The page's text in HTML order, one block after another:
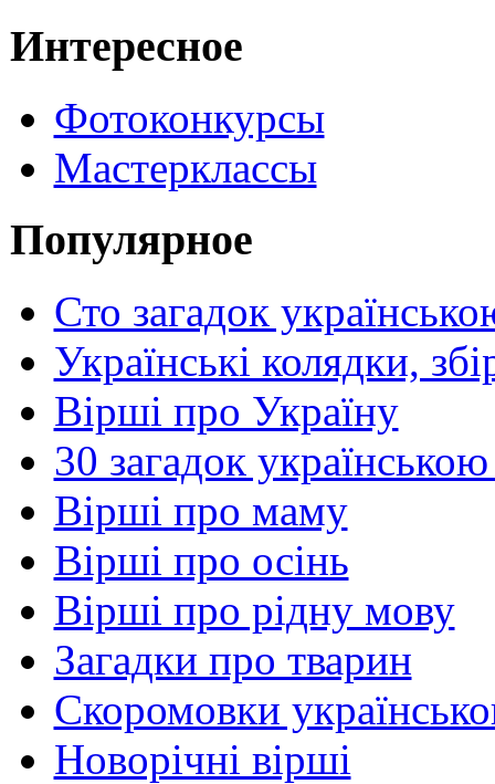
Интересное
Фотоконкурсы
Мастерклассы
Популярное
Сто загадок
Українські колядки,
Вірші про Україну
30 загадок
Вірші про маму
Вірші про осінь
Вірші про рідну мову
Загадки про тварин
Скоромовки
Новорічні вірші